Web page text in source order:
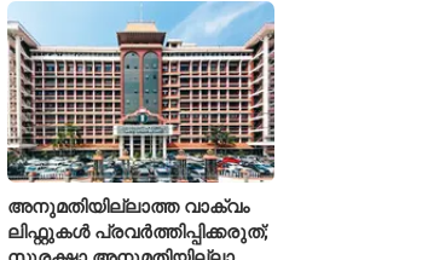
അനുമതിയില്ലാത്ത വാക്വം
ലിഫ്റ്റുകൾ പ്രവർത്തിപ്പിക്കരുത്;